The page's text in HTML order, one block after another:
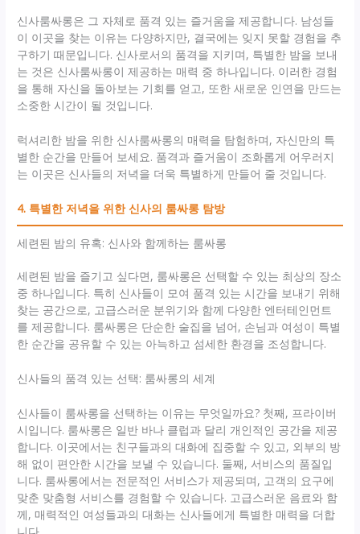
신사룸싸롱은 그 자체로 품격 있는 즐거움을 제공합니다. 남성들
이 이곳을 찾는 이유는 다양하지만, 결국에는 잊지 못할 경험을 추
구하기 때문입니다. 신사로서의 품격을 지키며, 특별한 밤을 보내
는 것은 신사룸싸롱이 제공하는 매력 중 하나입니다. 이러한 경험
을 통해 자신을 돌아보는 기회를 얻고, 또한 새로운 인연을 만드는
소중한 시간이 될 것입니다.
럭셔리한 밤을 위한 신사룸싸롱의 매력을 탐험하며, 자신만의 특
별한 순간을 만들어 보세요. 품격과 즐거움이 조화롭게 어우러지
는 이곳은 신사들의 저녁을 더욱 특별하게 만들어 줄 것입니다.
4. 특별한 저녁을 위한 신사의 룸싸롱 탐방
세련된 밤의 유혹: 신사와 함께하는 룸싸롱
세련된 밤을 즐기고 싶다면, 룸싸롱은 선택할 수 있는 최상의 장소
중 하나입니다. 특히 신사들이 모여 품격 있는 시간을 보내기 위해
찾는 공간으로, 고급스러운 분위기와 함께 다양한 엔터테인먼트
를 제공합니다. 룸싸롱은 단순한 술집을 넘어, 손님과 여성이 특별
한 순간을 공유할 수 있는 아늑하고 섬세한 환경을 조성합니다.
신사들의 품격 있는 선택: 룸싸롱의 세계
신사들이 룸싸롱을 선택하는 이유는 무엇일까요? 첫째, 프라이버
시입니다. 룸싸롱은 일반 바나 클럽과 달리 개인적인 공간을 제공
합니다. 이곳에서는 친구들과의 대화에 집중할 수 있고, 외부의 방
해 없이 편안한 시간을 보낼 수 있습니다. 둘째, 서비스의 품질입
니다. 룸싸롱에서는 전문적인 서비스가 제공되며, 고객의 요구에
맞춘 맞춤형 서비스를 경험할 수 있습니다. 고급스러운 음료와 함
께, 매력적인 여성들과의 대화는 신사들에게 특별한 매력을 더합
니다.